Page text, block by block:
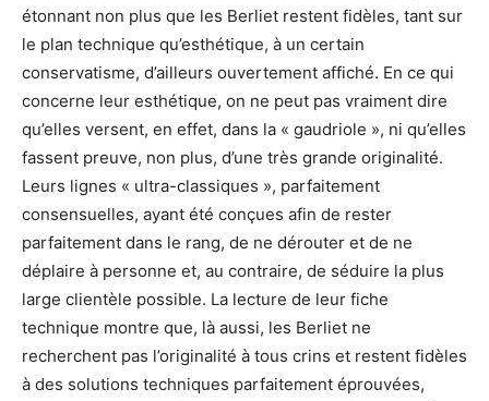
étonnant non plus que les Berliet restent fidèles, tant sur
le plan technique qu’esthétique, à un certain
conservatisme, d’ailleurs ouvertement affiché. En ce qui
concerne leur esthétique, on ne peut pas vraiment dire
qu’elles versent, en effet, dans la « gaudriole », ni qu’elles
fassent preuve, non plus, d’une très grande originalité.
Leurs lignes « ultra-classiques », parfaitement
consensuelles, ayant été conçues afin de rester
parfaitement dans le rang, de ne dérouter et de ne
déplaire à personne et, au contraire, de séduire la plus
large clientèle possible. La lecture de leur fiche
technique montre que, là aussi, les Berliet ne
recherchent pas l’originalité à tous crins et restent fidèles
à des solutions techniques parfaitement éprouvées,